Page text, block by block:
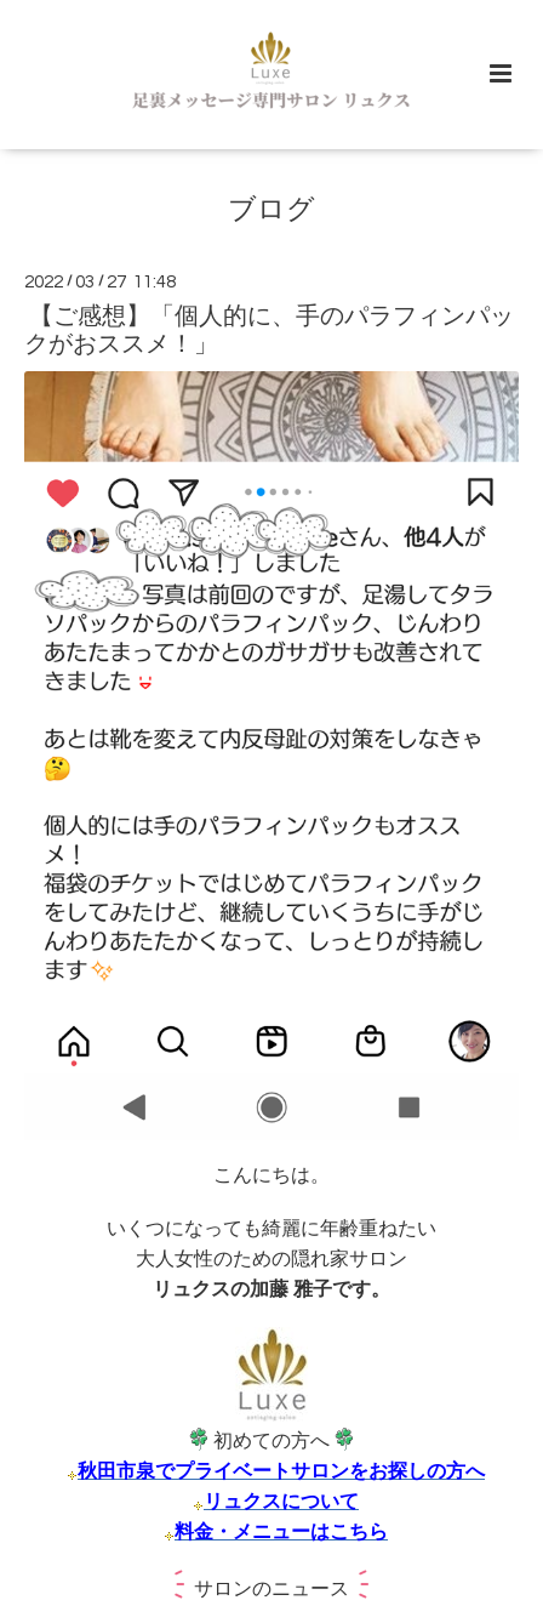
ブログ
2022 /03 / 27 11:48
【ご感想】「個人的に、手のパラフィンパッ
クがおススメ！」
こんにちは。
いくつになっても綺麗に年齢重ねたい
大人女性のための隠れ家サロン
リュクスの加藤 雅子です。
初めての方へ
秋田市泉でプライベートサロンをお探しの方へ
リュクスについて
料金・メニューはこちら
サロンのニュース